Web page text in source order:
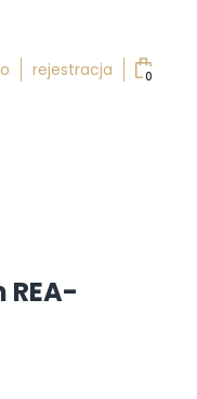
rejestracja 0
REA-